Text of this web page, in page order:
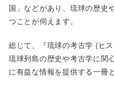
国」などがあり、琉球の歴史
つことが伺えます。
総じて、『琉球の考古学 (ヒ
琉球列島の歴史や考古学に関
に有益な情報を提供する一冊